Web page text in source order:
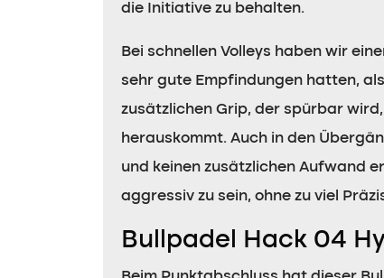
die Initiative zu behalten.
Bei schnellen Volleys haben wir
sehr gute Empfindungen hatten,
zusätzlichen Grip, der spürbar
herauskommt. Auch in den
und keinen zusätzlichen Aufwand
aggressiv zu sein, ohne zu viel
Bullpadel Hack 04